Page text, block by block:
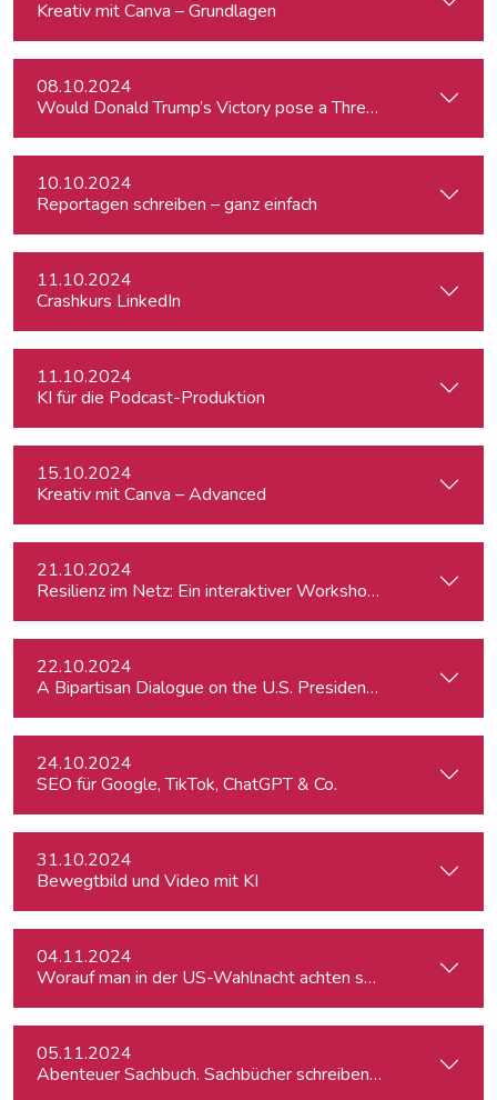
Kreativ mit Canva – Grundlagen
08.10.2024
Would Donald Trump’s Victory pose a Threat to Press
10.10.2024
Reportagen schreiben – ganz einfach
11.10.2024
Crashkurs LinkedIn
11.10.2024
KI für die Podcast-Produktion
15.10.2024
Kreativ mit Canva – Advanced
21.10.2024
Resilienz im Netz: Ein interaktiver Workshop im Umgang
22.10.2024
A Bipartisan Dialogue on the U.S. Presidential Elections:
24.10.2024
SEO für Google, TikTok, ChatGPT & Co.
31.10.2024
Bewegtbild und Video mit KI
04.11.2024
Worauf man in der US-Wahlnacht achten sollte
05.11.2024
Abenteuer Sachbuch. Sachbücher schreiben für